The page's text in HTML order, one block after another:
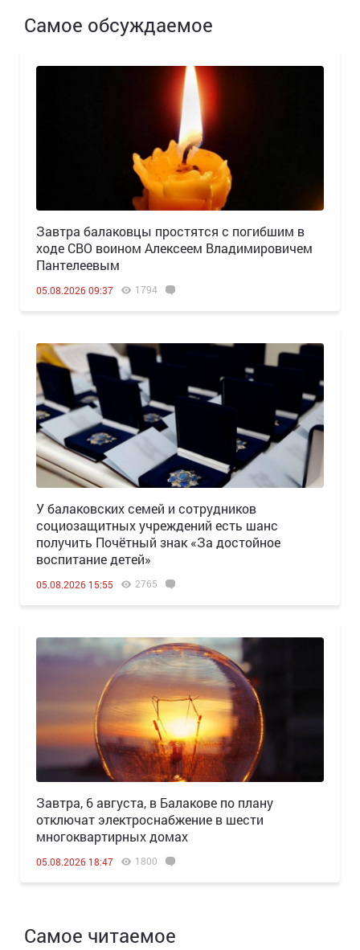
Самое обсуждаемое
Завтра балаковцы простятся с погибшим в
ходе СВО воином Алексеем Владимировичем
Пантелеевым
05.08.2026 09:37 1794
У балаковских семей и сотрудников
социозащитных учреждений есть шанс
получить Почётный знак «За достойное
воспитание детей»
05.08.2026 15:55 2765
Завтра, 6 августа, в Балакове по плану
отключат электроснабжение в шести
многоквартирных домах
05.08.2026 18:47 1800
Самое читаемое